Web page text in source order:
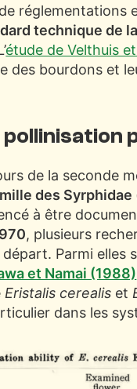
réglementations
technique de
étude de Velthuis
des bourdons et
de la seconde
des Syrphidae
à être
, plusieurs
Parmi elles
et Namai (1988)
Eristalis cerealis et
dans les